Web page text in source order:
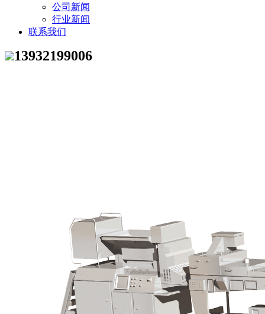
公司新闻
行业新闻
联系我们
13932199006